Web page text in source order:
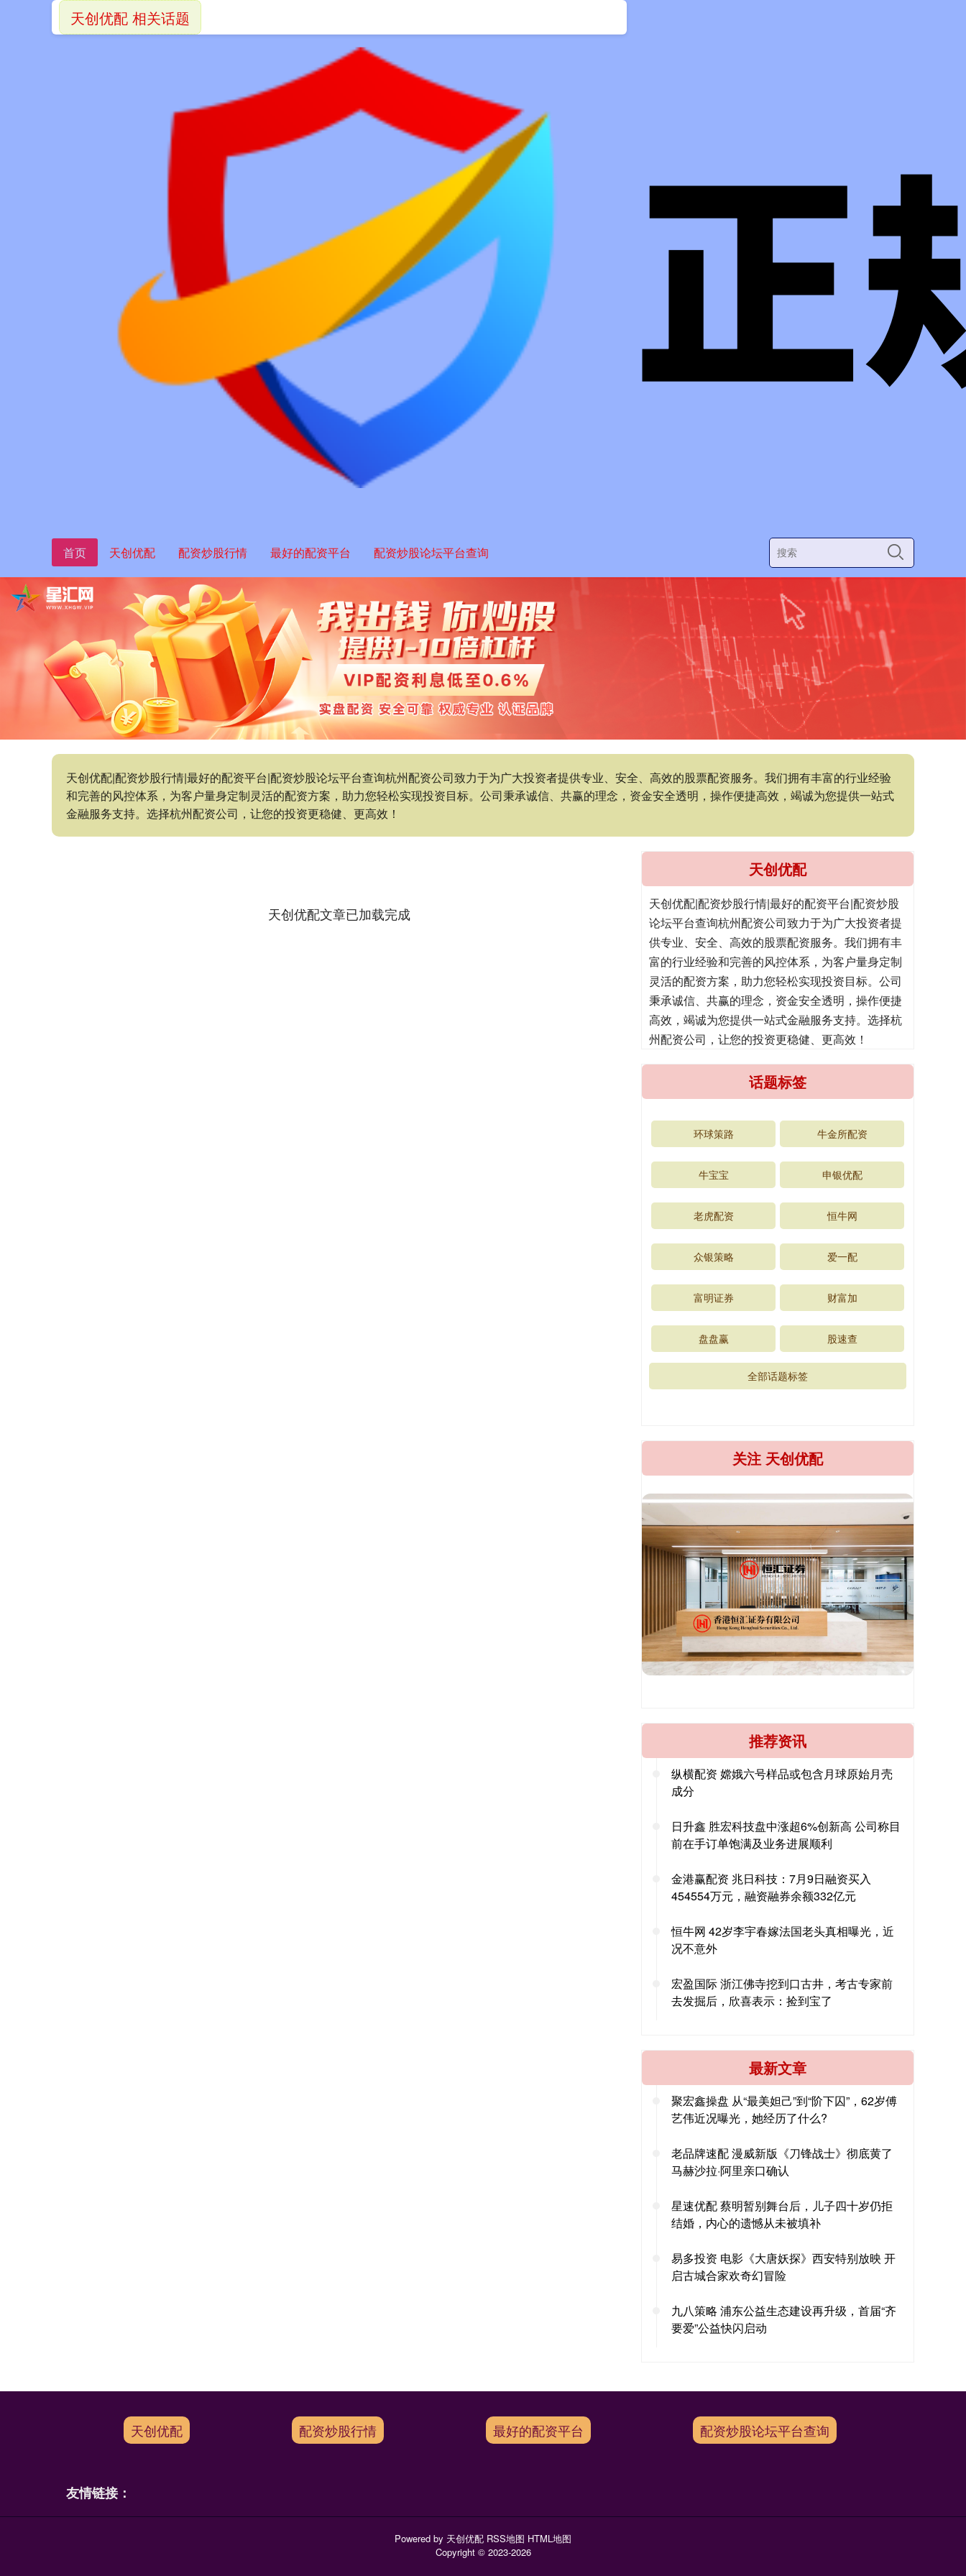
首页 天创优配 配资炒股行情 最好的配资平台 配资炒股论坛平台查询
天创优配|配资炒股行情|最好的配资平台|配资炒股论坛平台查询杭州配资公司致力于为广大投资者提供专业、安全、高效的股票配资服务。我们拥有丰富的行业经验
和完善的风控体系，为客户量身定制灵活的配资方案，助力您轻松实现投资目标。公司秉承诚信、共赢的理念，资金安全透明，操作便捷高效，竭诚为您提供一站式
金融服务支持。选择杭州配资公司，让您的投资更稳健、更高效！
天创优配 相关话题
天创优配文章已加载完成
天创优配
天创优配|配资炒股行情|最好的配资平台|配资炒股
论坛平台查询杭州配资公司致力于为广大投资者提
供专业、安全、高效的股票配资服务。我们拥有丰
富的行业经验和完善的风控体系，为客户量身定制
灵活的配资方案，助力您轻松实现投资目标。公司
秉承诚信、共赢的理念，资金安全透明，操作便捷
高效，竭诚为您提供一站式金融服务支持。选择杭
州配资公司，让您的投资更稳健、更高效！
话题标签
环球策路 牛金所配资
牛宝宝 申银优配
老虎配资 恒牛网
众银策略 爱一配
富明证券 财富加
盘盘赢 股速查
全部话题标签
关注 天创优配
推荐资讯
纵横配资 嫦娥六号样品或包含月球原始月壳
成分
日升鑫 胜宏科技盘中涨超6%创新高 公司称目
前在手订单饱满及业务进展顺利
金港赢配资 兆日科技：7月9日融资买入
454554万元，融资融券余额332亿元
恒牛网 42岁李宇春嫁法国老头真相曝光，近
况不意外
宏盈国际 浙江佛寺挖到口古井，考古专家前
去发掘后，欣喜表示：捡到宝了
最新文章
聚宏鑫操盘 从“最美妲己”到“阶下囚”，62岁傅
艺伟近况曝光，她经历了什么?
老品牌速配 漫威新版《刀锋战士》彻底黄了
马赫沙拉·阿里亲口确认
星速优配 蔡明暂别舞台后，儿子四十岁仍拒
结婚，内心的遗憾从未被填补
易多投资 电影《大唐妖探》西安特别放映 开
启古城合家欢奇幻冒险
九八策略 浦东公益生态建设再升级，首届“齐
要爱”公益快闪启动
天创优配 配资炒股行情 最好的配资平台 配资炒股论坛平台查询
友情链接：
Powered by 天创优配 RSS地图 HTML地图
Copyright © 2023-2026